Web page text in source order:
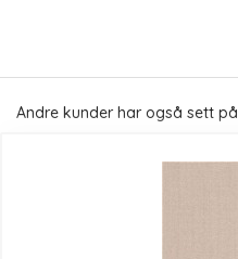
Andre kunder har også sett på